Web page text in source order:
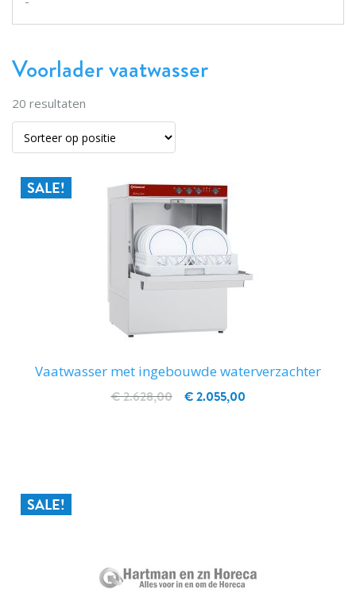
Voorlader vaatwasser
20 resultaten
SALE!
Vaatwasser met ingebouwde waterverzachter
€ 2.055,00
€ 2.628,00
SALE!